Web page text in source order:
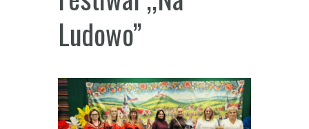
Ludowo”